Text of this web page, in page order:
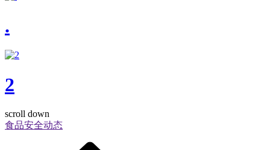
.
2
scroll down
食品安全动态